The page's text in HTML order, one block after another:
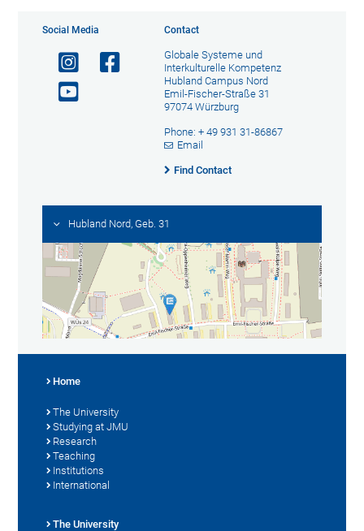
Social Media Contact
Globale Systeme und
Interkulturelle Kompetenz
Hubland Campus Nord
Emil-Fischer-Straße 31
97074 Würzburg
Phone: + 49 931 31-86867
Email
Find Contact
Hubland Nord, Geb. 31
Home
The University
Studying at JMU
Research
Teaching
Institutions
International
The University